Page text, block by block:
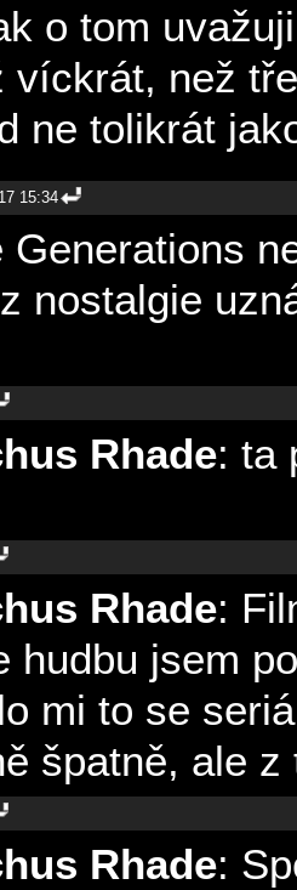
o tom
víckrát, než
ne tolikrát
15:34
Generations
nostalgie
Rhade: ta
Rhade:
hudbu jsem
mi to se
špatně, ale
Rhade: